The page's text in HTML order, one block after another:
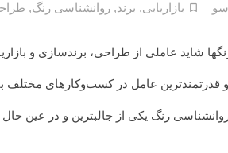
بازاریابی, برند ,روانشناسی رنگ,
شاید عاملی از طراحی، برندسازی و
قدرتمندترین عامل در کسب‌وکارهای مختلف
رنگ یکی از جالبترین و در عین